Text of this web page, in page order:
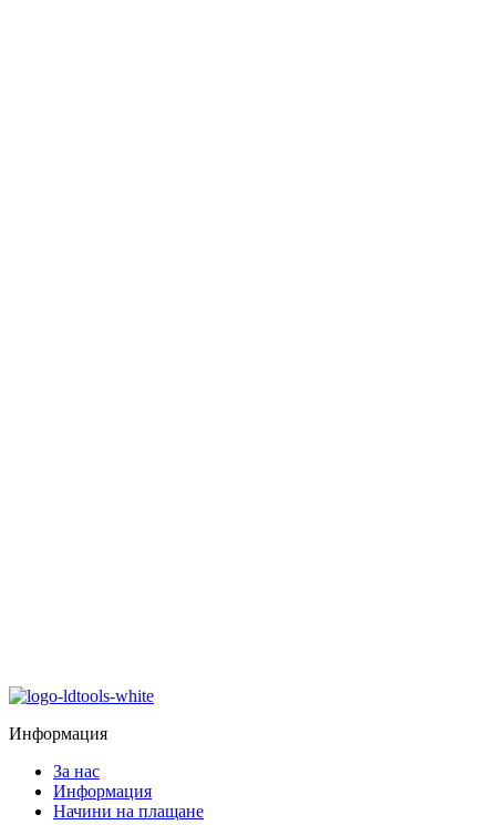
Информация
За нас
Информация
Начини на плащане